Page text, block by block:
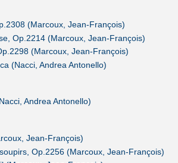
(Marcoux, Jean-François)
Op.2214 (Marcoux, Jean-François)
(Marcoux, Jean-François)
(Nacci, Andrea Antonello)
Andrea Antonello)
Jean-François)
Op.2256 (Marcoux, Jean-François)